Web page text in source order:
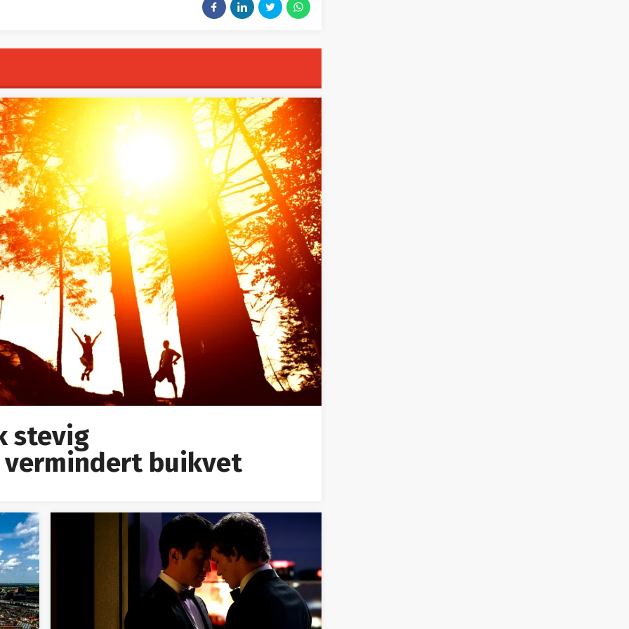
stevig
buikvet